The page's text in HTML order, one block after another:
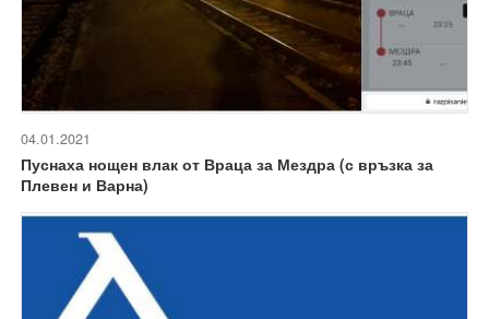
04.01.2021
Пуснаха нощен влак от Враца за Мездра (с връзка за
Плевен и Варна)